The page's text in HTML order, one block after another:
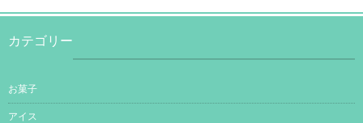
カテゴリー
お菓子
アイス